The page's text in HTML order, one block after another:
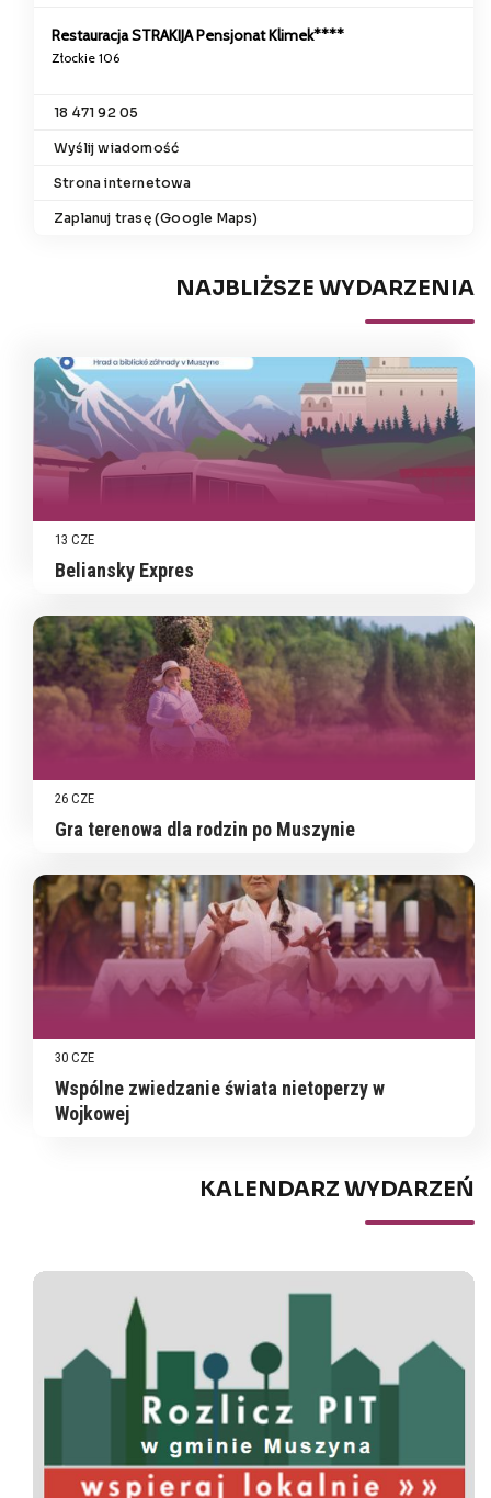
Restauracja STRAKIJA Pensjonat Klimek****
Złockie 106
18 471 92 05
Wyślij wiadomość
Strona internetowa
Zaplanuj trasę (Google Maps)
NAJBLIŻSZE WYDARZENIA
13 CZE
Beliansky Expres
26 CZE
Gra terenowa dla rodzin po Muszynie
30 CZE
Wspólne zwiedzanie świata nietoperzy w
Wojkowej
KALENDARZ WYDARZEŃ
Spis rolny